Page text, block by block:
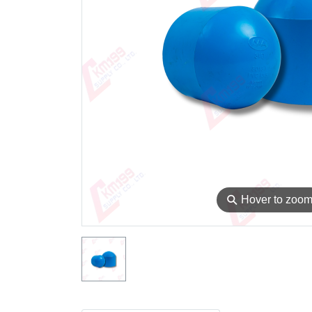
⚲ Hover to zoom